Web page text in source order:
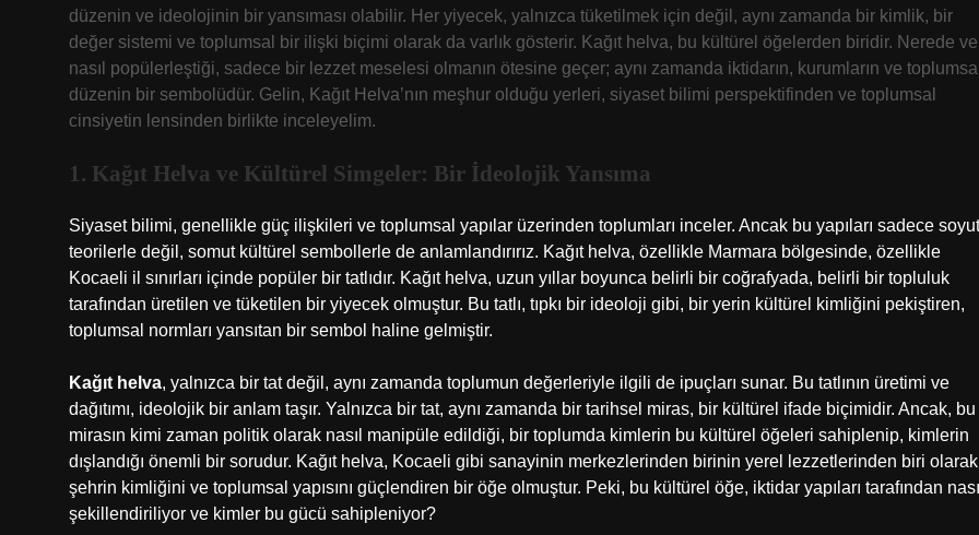
düzenin ve ideolojinin bir yansıması olabilir. Her yiyecek, yalnızca tüketilmek için değil, aynı zamanda bir kimlik, bir
değer sistemi ve toplumsal bir ilişki biçimi olarak da varlık gösterir. Kağıt helva, bu kültürel öğelerden biridir. Nerede ve
nasıl popülerleştiği, sadece bir lezzet meselesi olmanın ötesine geçer; aynı zamanda iktidarın, kurumların ve
düzenin bir sembolüdür. Gelin, Kağıt Helva’nın meşhur olduğu yerleri, siyaset bilimi perspektifinden ve toplumsal
cinsiyetin lensinden birlikte inceleyelim.
1. Kağıt Helva ve Kültürel Simgeler: Bir İdeolojik Yansıma
Siyaset bilimi, genellikle güç ilişkileri ve toplumsal yapılar üzerinden toplumları inceler. Ancak bu yapıları sadece soyut
teorilerle değil, somut kültürel sembollerle de anlamlandırırız. Kağıt helva, özellikle Marmara bölgesinde, özellikle
Kocaeli il sınırları içinde popüler bir tatlıdır. Kağıt helva, uzun yıllar boyunca belirli bir coğrafyada, belirli bir topluluk
tarafından üretilen ve tüketilen bir yiyecek olmuştur. Bu tatlı, tıpkı bir ideoloji gibi, bir yerin kültürel kimliğini pekiştiren,
toplumsal normları yansıtan bir sembol haline gelmiştir.
Kağıt helva, yalnızca bir tat değil, aynı zamanda toplumun değerleriyle ilgili de ipuçları sunar. Bu tatlının üretimi ve
dağıtımı, ideolojik bir anlam taşır. Yalnızca bir tat, aynı zamanda bir tarihsel miras, bir kültürel ifade biçimidir. Ancak, bu
mirasın kimi zaman politik olarak nasıl manipüle edildiği, bir toplumda kimlerin bu kültürel öğeleri sahiplenip, kimlerin
dışlandığı önemli bir sorudur. Kağıt helva, Kocaeli gibi sanayinin merkezlerinden birinin yerel lezzetlerinden biri
şehrin kimliğini ve toplumsal yapısını güçlendiren bir öğe olmuştur. Peki, bu kültürel öğe, iktidar yapıları tarafından
şekillendiriliyor ve kimler bu gücü sahipleniyor?